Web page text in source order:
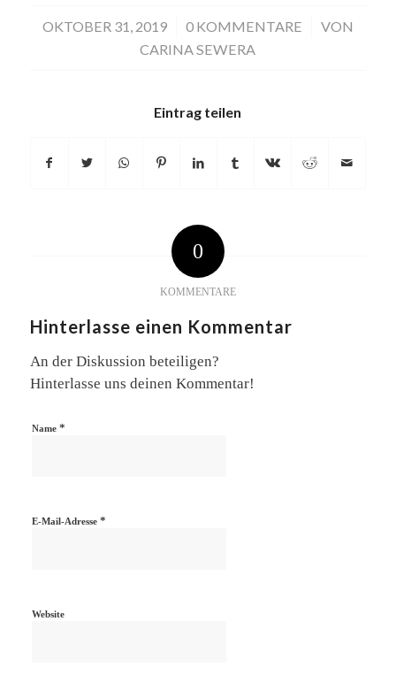
OKTOBER 31, 2019
/ 0 KOMMENTARE
/
VON
CARINA SEWERA
Eintrag teilen
0
KOMMENTARE
Hinterlasse einen Kommentar
An der Diskussion beteiligen?
Hinterlasse uns deinen Kommentar!
Name *
E-Mail-Adresse *
Website